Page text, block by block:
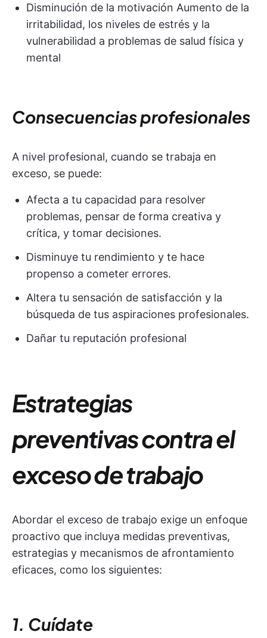
Disminución de la motivación Aumento de la
irritabilidad, los niveles de estrés y la
vulnerabilidad a problemas de salud física y
mental
Consecuencias profesionales
A nivel profesional, cuando se trabaja en
exceso, se puede:
Afecta a tu capacidad para resolver
problemas, pensar de forma creativa y
crítica, y tomar decisiones.
Disminuye tu rendimiento y te hace
propenso a cometer errores.
Altera tu sensación de satisfacción y la
búsqueda de tus aspiraciones profesionales.
Dañar tu reputación profesional
Estrategias
preventivas contra el
exceso de trabajo
Abordar el exceso de trabajo exige un enfoque
proactivo que incluya medidas preventivas,
estrategias y mecanismos de afrontamiento
eficaces, como los siguientes:
1. Cuídate